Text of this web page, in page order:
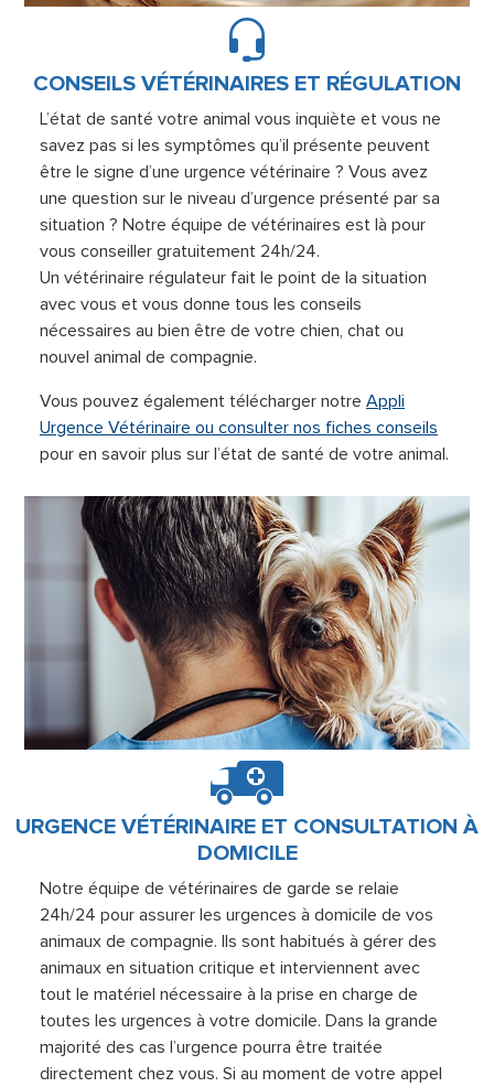
CONSEILS VÉTÉRINAIRES ET RÉGULATION
L’état de santé votre animal vous inquiète et vous ne
savez pas si les symptômes qu’il présente peuvent
être le signe d’une urgence vétérinaire ? Vous avez
une question sur le niveau d’urgence présenté par sa
situation ? Notre équipe de vétérinaires est là pour
vous conseiller gratuitement 24h/24.
Un vétérinaire régulateur fait le point de la situation
avec vous et vous donne tous les conseils
nécessaires au bien être de votre chien, chat ou
nouvel animal de compagnie.
Vous pouvez également télécharger notre Appli
Urgence Vétérinaire ou consulter nos fiches conseils
pour en savoir plus sur l’état de santé de votre animal.
URGENCE VÉTÉRINAIRE ET CONSULTATION À
DOMICILE
Notre équipe de vétérinaires de garde se relaie
24h/24 pour assurer les urgences à domicile de vos
animaux de compagnie. Ils sont habitués à gérer des
animaux en situation critique et interviennent avec
tout le matériel nécessaire à la prise en charge de
toutes les urgences à votre domicile. Dans la grande
majorité des cas l’urgence pourra être traitée
directement chez vous. Si au moment de votre appel